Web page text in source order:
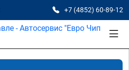
+7 (4852) 60-89-12